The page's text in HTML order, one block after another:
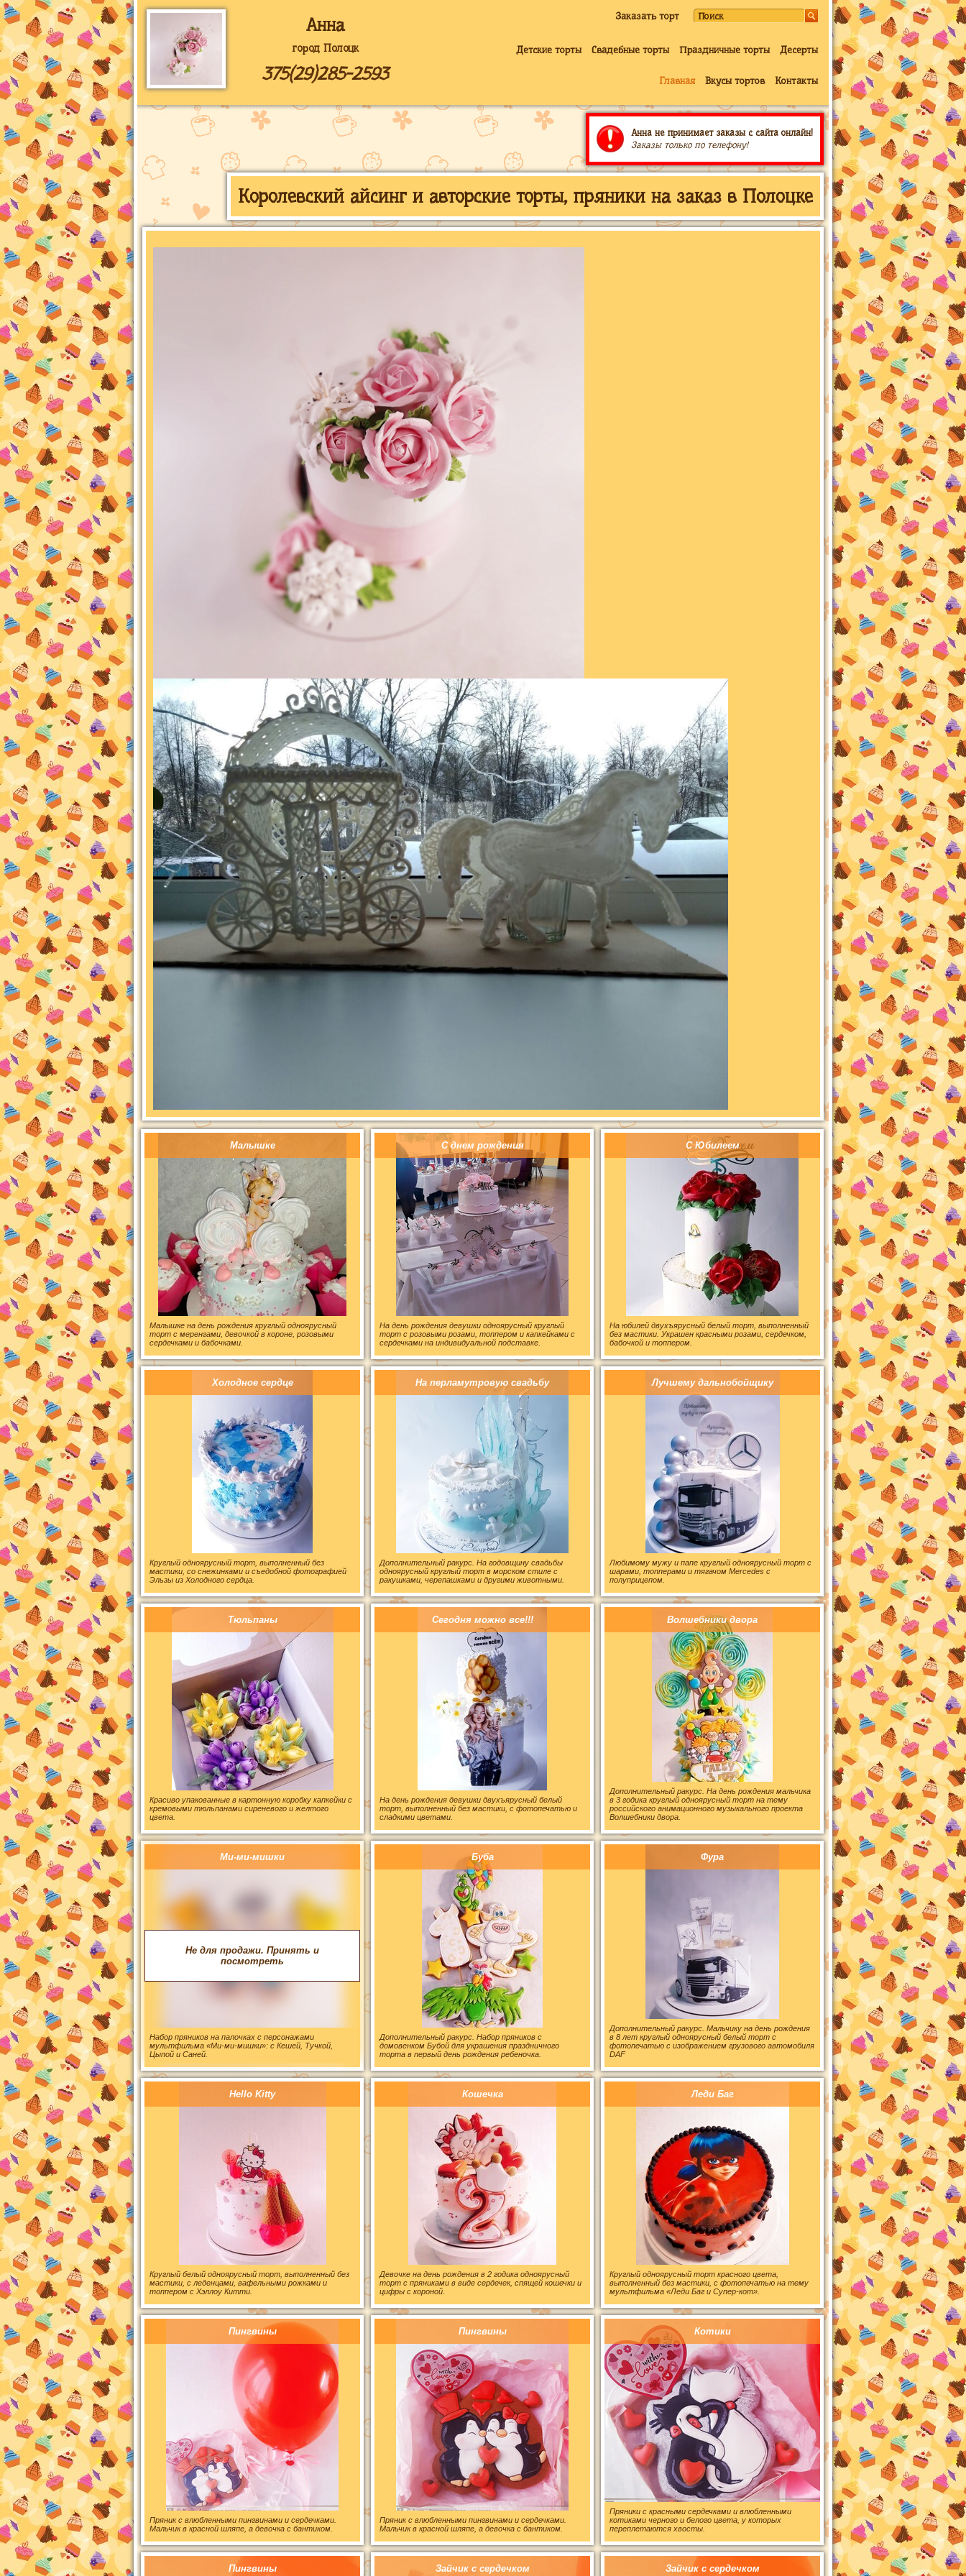
Анна
город Полоцк
375(29)285-2593
Заказать торт
Детские торты Свадебные торты Праздничные торты Десерты
Главная Вкусы тортов Контакты
Анна не принимает заказы с сайта онлайн!
Заказы только по телефону!
Королевский айсинг и авторские торты, пряники на заказ в Полоцке
Малышке
Малышке на день рождения круглый одноярусный
торт с меренгами, девочкой в короне, розовыми
сердечками и бабочками.
С днем рождения
На день рождения девушки одноярусный круглый
торт с розовыми розами, топпером и капкейками с
сердечками на индивидуальной подставке.
С Юбилеем
На юбилей двухъярусный белый торт, выполненный
без мастики. Украшен красными розами, сердечком,
бабочкой и топпером.
Холодное сердце
Круглый одноярусный торт, выполненный без
мастики, со снежинками и съедобной фотографией
Эльзы из Холодного сердца.
На перламутровую свадьбу
Дополнительный ракурс. На годовщину свадьбы
одноярусный круглый торт в морском стиле с
ракушками, черепашками и другими животными.
Лучшему дальнобойщику
Любимому мужу и папе круглый одноярусный торт с
шарами, топперами и тягачом Mercedes с
полуприцепом.
Тюльпаны
Красиво упакованные в картонную коробку капкейки с
кремовыми тюльпанами сиреневого и желтого
цвета.
Сегодня можно все!!!
На день рождения девушки двухъярусный белый
торт, выполненный без мастики, с фотопечатью и
сладкими цветами.
Волшебники двора
Дополнительный ракурс. На день рождения мальчика
в 3 годика круглый одноярусный торт на тему
российского анимационного музыкального проекта
Волшебники двора.
Ми-ми-мишки
Не для продажи. Принять и
посмотреть
Набор пряников на палочках с персонажами
мультфильма «Ми-ми-мишки»: с Кешей, Тучкой,
Цыпой и Саней.
Буба
Дополнительный ракурс. Набор пряников с
домовенком Бубой для украшения праздничного
торта в первый день рождения ребеночка.
Фура
Дополнительный ракурс. Мальчику на день рождения
в 8 лет круглый одноярусный белый торт с
фотопечатью с изображением грузового автомобиля
DAF
Hello Kitty
Круглый белый одноярусный торт, выполненный без
мастики, с леденцами, вафельными рожками и
топпером с Хэллоу Китти.
Кошечка
Девочке на день рождения в 2 годика одноярусный
торт с пряниками в виде сердечек, спящей кошечки и
цифры с короной.
Леди Баг
Круглый одноярусный торт красного цвета,
выполненный без мастики, с фотопечатью на тему
мультфильма «Леди Баг и Супер-кот».
Пингвины
Пряник с влюбленными пингвинами и сердечками.
Мальчик в красной шляпе, а девочка с бантиком.
Пингвины
Пряник с влюбленными пингвинами и сердечками.
Мальчик в красной шляпе, а девочка с бантиком.
Котики
Пряники с красными сердечками и влюбленными
котиками черного и белого цвета, у которых
переплетаются хвосты.
Пингвины Зайчик с сердечком Зайчик с сердечком